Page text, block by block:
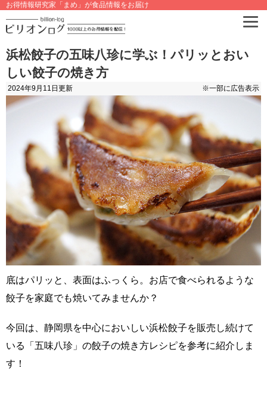
お得情報研究家「まめ」が食品情報をお届け
浜松餃子の五味八珍に学ぶ！パリッとおい
しい餃子の焼き方
2024年9月11日 更新 ※一部に広告表示
底はパリッと、表面はふっくら。お店で食べられるような
餃子を家庭でも焼いてみませんか？
今回は、静岡県を中心においしい浜松餃子を販売し続けて
いる「五味八珍」の餃子の焼き方レシピを参考に紹介しま
す！